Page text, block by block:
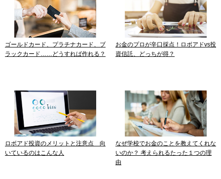
ゴールドカード、プラチナカード、ブ
ラックカード……どうすれば作れる？
お金のプロが辛口採点！ロボアドvs投
資信託、どっちが得？
ロボアド投資のメリットと注意点 向
いているのはこんな人
なぜ学校でお金のことを教えてくれな
いのか？ 考えられるたった１つの理
由